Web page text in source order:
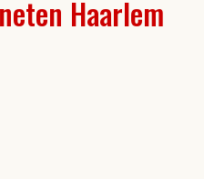
Haarlem